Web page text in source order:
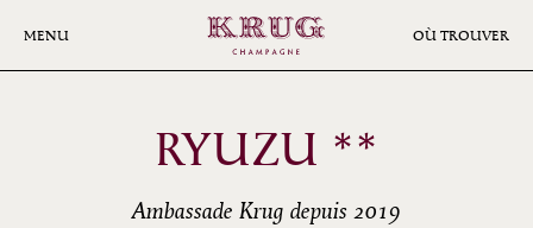
MENU OÙ TROUVER
RYUZU **
Ambassade Krug depuis 2019